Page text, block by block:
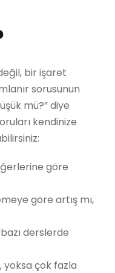
bir işaret
sorusunun
mü?” diye
kendinize
göre
göre artış mı,
derslerde
yoksa çok fazla